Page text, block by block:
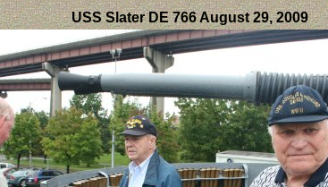
USS Slater DE 766 August 29, 2009